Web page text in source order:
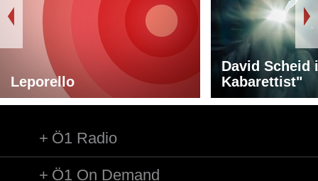
Leporello
David Scheid
Kabarettist"
Ö1 Radio
Ö1 On Demand